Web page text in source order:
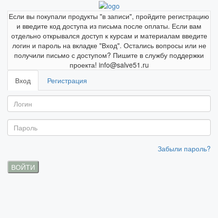
Если вы покупали продукты "в записи", пройдите регистрацию
и введите код доступа из письма после оплаты. Если вам
отдельно открывался доступ к курсам и материалам введите
логин и пароль на вкладке "Вход". Остались вопросы или не
получили письмо с доступом? Пишите в службу поддержки
проекта! info@salve51.ru
Вход
Регистрация
Забыли пароль?
ВОЙТИ